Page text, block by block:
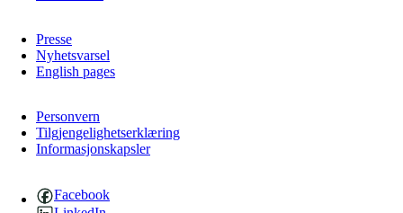
Presse
Nyhetsvarsel
English pages
Personvern
Tilgjengelighetserklæring
Informasjonskapsler
Facebook